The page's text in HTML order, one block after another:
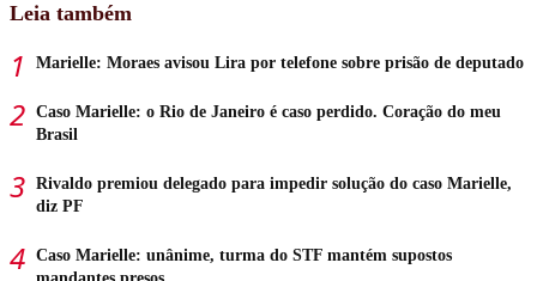
Leia também
Marielle: Moraes avisou Lira por telefone sobre prisão de deputado
Caso Marielle: o Rio de Janeiro é caso perdido. Coração do meu
Brasil
Rivaldo premiou delegado para impedir solução do caso Marielle,
diz PF
Caso Marielle: unânime, turma do STF mantém supostos